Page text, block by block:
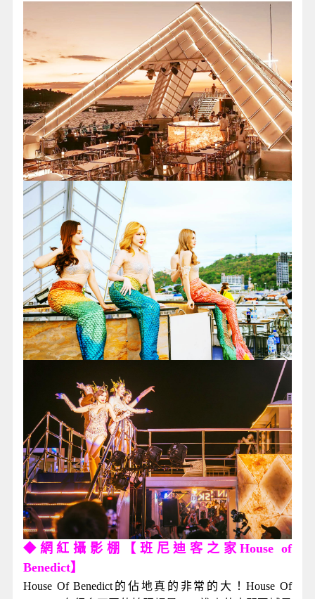
◆網紅攝影棚【班尼迪客之家House of
Benedict】
House Of Benedict的佔地真的非常的大！House Of